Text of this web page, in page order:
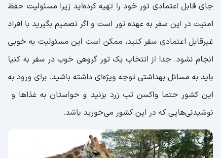
جای قابل اعتمادی تور خود را تهیه کرده‌اید زیرا مسئولیت حفظ
امنیت در این سفر به عهده تور است و اگر تصمیم بگیرید با افراد
غیرقابل اعتمادی سفر کنید، ممکن است این مسئولیت به خوبی
انجام نشود. جدا از انتخاب یک تور گروهی خوب در سفر به کنیا
باید به مسائل بهداشتی توجه ویژه‌ای داشته باشید. برای ورود به
این کشور حتما واکسن تب زرد بزنید و حواستان به غذاها و
نوشیدنی‌هایی که در این کشور می‌خورید باشد.